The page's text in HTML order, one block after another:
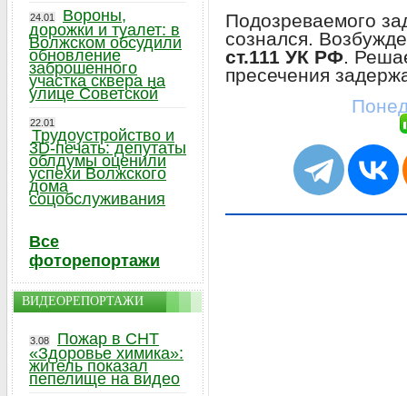
Подозреваемого
сознался.
ст.111 УК РФ.
пресечения
24.01
Вороны,
дорожки и туалет: в
Волжском обсудили
обновление
заброшенного
участка сквера на
улице Советской
22.01
Трудоустройство и
3D-печать: депутаты
облдумы оценили
успехи Волжского
дома
соцобслуживания
Все
фоторепортажи
ВИДЕОРЕПОРТАЖИ
3.08
Пожар в СНТ
«Здоровье химика»:
житель показал
пепелище на видео